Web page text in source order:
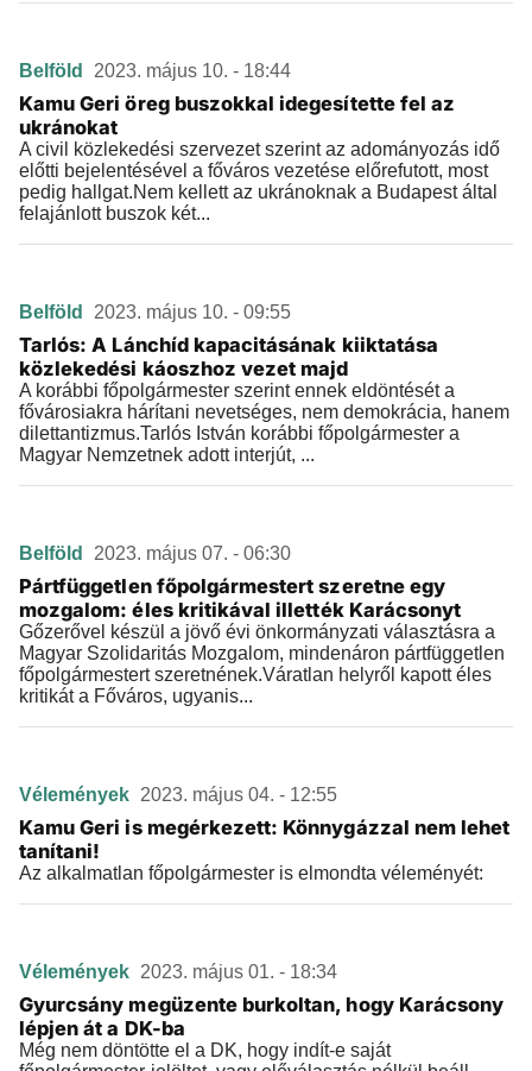
Belföld 2023. május 10. - 18:44
Kamu Geri öreg buszokkal idegesítette fel az
ukránokat
A civil közlekedési szervezet szerint az adományozás idő
előtti bejelentésével a főváros vezetése előrefutott, most
pedig hallgat.Nem kellett az ukránoknak a Budapest által
felajánlott buszok két...
Belföld 2023. május 10. - 09:55
Tarlós: A Lánchíd kapacitásának kiiktatása
közlekedési káoszhoz vezet majd
A korábbi főpolgármester szerint ennek eldöntését a
fővárosiakra hárítani nevetséges, nem demokrácia, hanem
dilettantizmus.Tarlós István korábbi főpolgármester a
Magyar Nemzetnek adott interjút, ...
Belföld 2023. május 07. - 06:30
Pártfüggetlen főpolgármestert szeretne egy
mozgalom: éles kritikával illették Karácsonyt
Gőzerővel készül a jövő évi önkormányzati választásra a
Magyar Szolidaritás Mozgalom, mindenáron pártfüggetlen
főpolgármestert szeretnének.Váratlan helyről kapott éles
kritikát a Főváros, ugyanis...
Vélemények 2023. május 04. - 12:55
Kamu Geri is megérkezett: Könnygázzal nem lehet
tanítani!
Az alkalmatlan főpolgármester is elmondta véleményét:
Vélemények 2023. május 01. - 18:34
Gyurcsány megüzente burkoltan, hogy Karácsony
lépjen át a DK-ba
Még nem döntötte el a DK, hogy indít-e saját